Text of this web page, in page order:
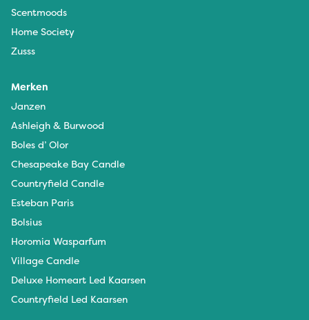
Scentmoods
Home Society
Zusss
Merken
Janzen
Ashleigh & Burwood
Boles d’ Olor
Chesapeake Bay Candle
Countryfield Candle
Esteban Paris
Bolsius
Horomia Wasparfum
Village Candle
Deluxe Homeart Led Kaarsen
Countryfield Led Kaarsen